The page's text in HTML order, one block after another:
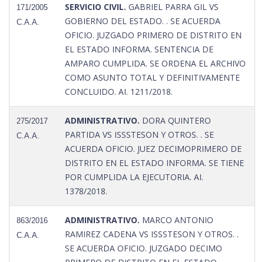
171/2005
C.A.A.
SERVICIO CIVIL. GABRIEL PARRA GIL VS
GOBIERNO DEL ESTADO. . SE ACUERDA
OFICIO. JUZGADO PRIMERO DE DISTRITO EN
EL ESTADO INFORMA. SENTENCIA DE
AMPARO CUMPLIDA. SE ORDENA EL ARCHIVO
COMO ASUNTO TOTAL Y DEFINITIVAMENTE
CONCLUIDO. AI. 1211/2018.
275/2017
C.A.A.
ADMINISTRATIVO. DORA QUINTERO
PARTIDA VS ISSSTESON Y OTROS. . SE
ACUERDA OFICIO. JUEZ DECIMOPRIMERO DE
DISTRITO EN EL ESTADO INFORMA. SE TIENE
POR CUMPLIDA LA EJECUTORIA. AI.
1378/2018.
863/2016
C.A.A.
ADMINISTRATIVO. MARCO ANTONIO
RAMIREZ CADENA VS ISSSTESON Y OTROS. .
SE ACUERDA OFICIO. JUZGADO DECIMO